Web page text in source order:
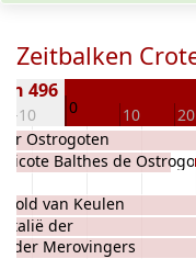
Zeitbalken
-10 0 10 20
496
Italië der
Ostrogoten
der Merovingers
Balthes de
van Keulen